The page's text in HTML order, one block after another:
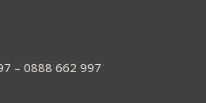
– 0888 662 997